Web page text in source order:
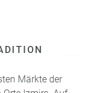
Märkte der